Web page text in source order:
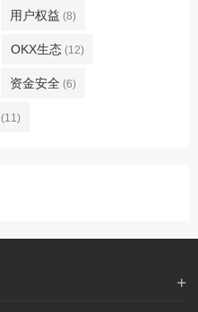
用户权益 (8)
OKX生态 (12)
资金安全 (6)
(11)